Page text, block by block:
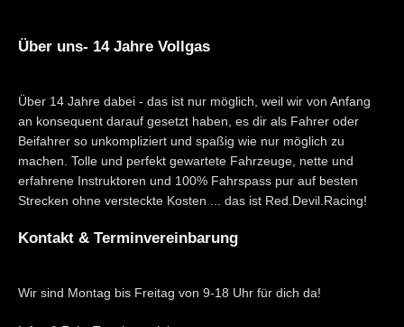
Über uns- 14 Jahre Vollgas
Über 14 Jahre dabei - das ist nur möglich, weil wir von Anfang
an konsequent darauf gesetzt haben, es dir als Fahrer oder
Beifahrer so unkompliziert und spaßig wie nur möglich zu
machen. Tolle und perfekt gewartete Fahrzeuge, nette und
erfahrene Instruktoren und 100% Fahrspass pur auf besten
Strecken ohne versteckte Kosten ... das ist Red.Devil.Racing!
Kontakt & Terminvereinbarung
Wir sind Montag bis Freitag von 9-18 Uhr für dich da!